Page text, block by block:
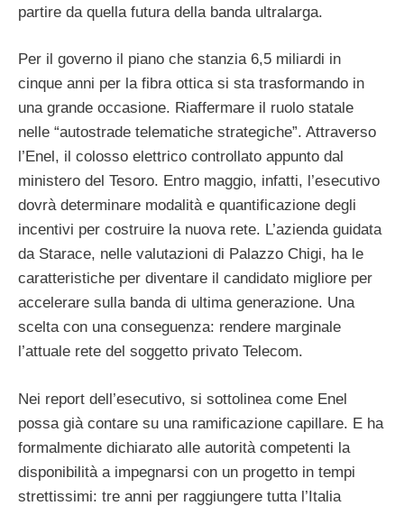
partire da quella futura della banda ultralarga.
Per il governo il piano che stanzia 6,5 miliardi in
cinque anni per la fibra ottica si sta trasformando in
una grande occasione. Riaffermare il ruolo statale
nelle “autostrade telematiche strategiche”. Attraverso
l’Enel, il colosso elettrico controllato appunto dal
ministero del Tesoro. Entro maggio, infatti, l’esecutivo
dovrà determinare modalità e quantificazione degli
incentivi per costruire la nuova rete. L’azienda guidata
da Starace, nelle valutazioni di Palazzo Chigi, ha le
caratteristiche per diventare il candidato migliore per
accelerare sulla banda di ultima generazione. Una
scelta con una conseguenza: rendere marginale
l’attuale rete del soggetto privato Telecom.
Nei report dell’esecutivo, si sottolinea come Enel
possa già contare su una ramificazione capillare. E ha
formalmente dichiarato alle autorità competenti la
disponibilità a impegnarsi con un progetto in tempi
strettissimi: tre anni per raggiungere tutta l’Italia